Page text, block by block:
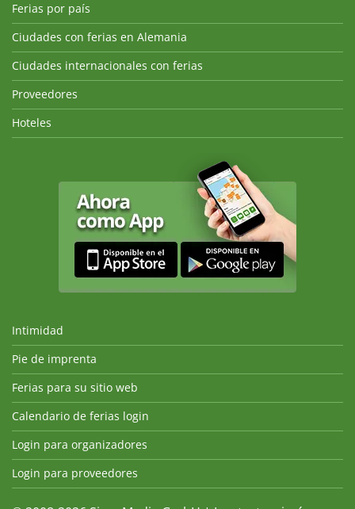
Ferias por país
Ciudades con ferias en Alemania
Ciudades internacionales con ferias
Proveedores
Hoteles
Intimidad
Pie de imprenta
Ferias para su sitio web
Calendario de ferias login
Login para organizadores
Login para proveedores